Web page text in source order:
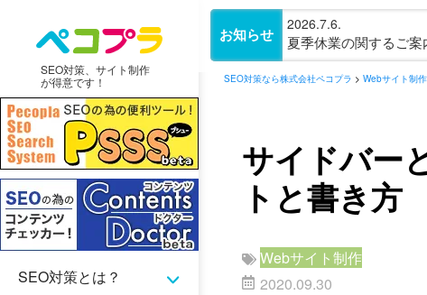
SEO対策、サイト制作
が得意です！
SEO対策とは？
お知らせ
2026.7.6.
夏季休業の関するご案
SEO対策なら株式会社ペコプラ > Webサイト制作
サイドバー
トと書き方
Webサイト制作
2020.09.30